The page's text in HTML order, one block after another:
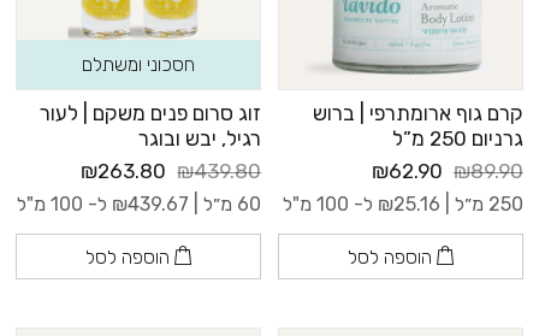
קרם גוף ארומתרפי | ברוש
גרניום 250 מ”ל
₪89.90
₪62.90
250 מ״ל | ₪25.16 ל- 100 מ"ל
הוספה לסל
חסכוני ומשתלם
זוג סרום פנים משקם | לעור
רגיל, יבש ובוגר
₪439.80
₪263.80
60 מ״ל | ₪439.67 ל- 100 מ"ל
הוספה לסל